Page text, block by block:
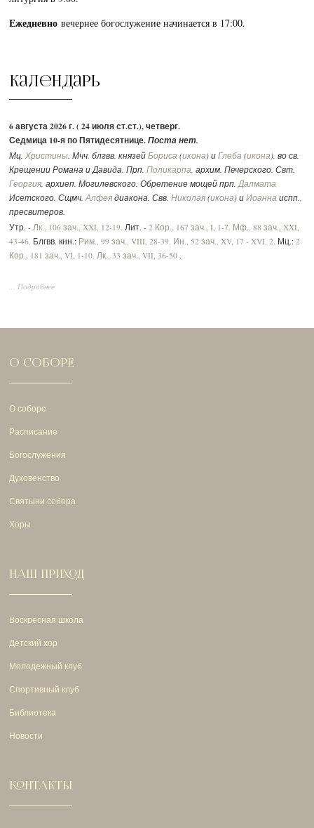
Ежедневновечернее богослужение начинается в 17:00.
Календарь
6 августа 2026 г. ( 24 июля ст.ст.), четверг.
Седмица 10-я по Пятидесятнице.Поста нет.
Мц.Христины. Мчч. блгвв. князейБориса (икона) иГлеба (икона), во св.
Крещении Романа и Давида. Прп.Поликарпа, архим. Печерского. Свт.
Георгия, архиеп. Могилевского. Обретение мощей прп.Далмата
Исетского. Сщмч.Алфея диакона. Свв.Николая (икона) иИоанна испп.,
пресвитеров.
Утр. -Лк., 106 зач., XXI, 12-19. Лит. -2 Кор., 167 зач., I, 1-7. Мф., 88 зач., XXI,
43-46. Блгвв. кнн.: Рим., 99 зач., VIII, 28-39. Ин., 52 зач., XV, 17 - XVI, 2. Мц.:2
Кор., 181 зач., VI, 1-10. Лк., 33 зач., VII, 36-50 .
... Подробнее
О СОБОРЕ
О соборе
Расписание
Богослужения
Духовенство
Святыни собора
Хоры
НАШ ПРИХОД
Воскресная школа
Детский хор
Молодежный клуб
Спортивный клуб
Библиотека
Новости
КОНТАКТЫ